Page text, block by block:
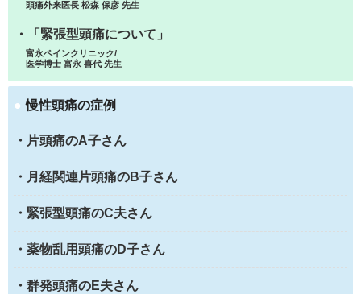
頭痛外来医長 松森 保彦 先生
・「緊張型頭痛について」
富永ペインクリニック/
医学博士 富永 喜代 先生
● 慢性頭痛の症例
・片頭痛のA子さん
・月経関連片頭痛のB子さん
・緊張型頭痛のC夫さん
・薬物乱用頭痛のD子さん
・群発頭痛のE夫さん